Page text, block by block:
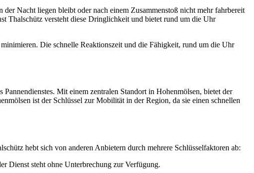
Nacht liegen bleibt oder nach einem Zusammenstoß nicht mehr fahrbereit
Thalschütz versteht diese Dringlichkeit und bietet rund um die Uhr
Die schnelle Reaktionszeit und die Fähigkeit, rund um die Uhr
Mit einem zentralen Standort in Hohenmölsen, bietet der
ist der Schlüssel zur Mobilität in der Region, da sie einen schnellen
hebt sich von anderen Anbietern durch mehrere Schlüsselfaktoren ab:
Dienst steht ohne Unterbrechung zur Verfügung.